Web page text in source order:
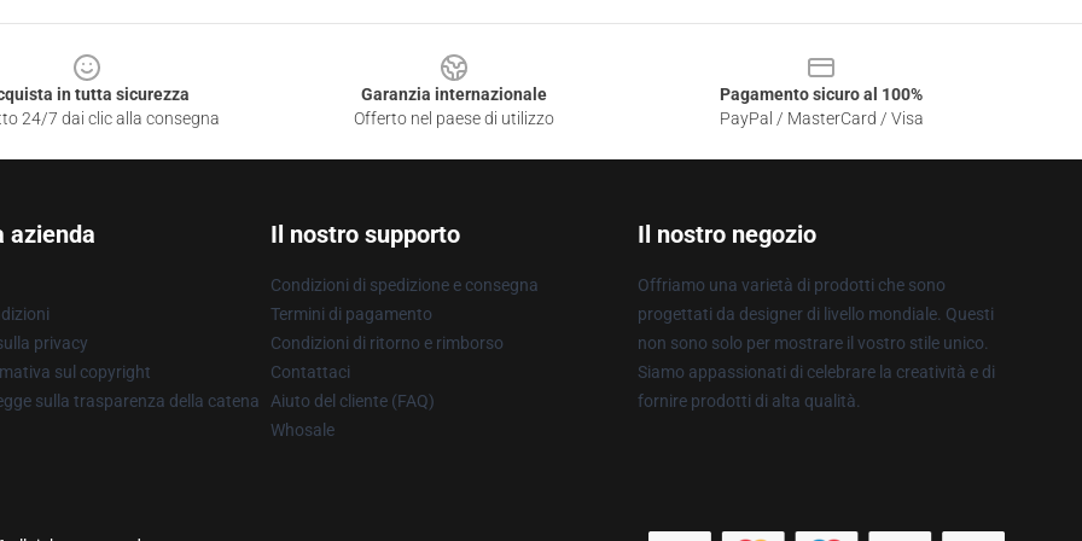
in tutta sicurezza
24/7 dai clic alla consegna
Garanzia internazionale
Offerto nel paese di utilizzo
Pagamento sicuro al 100%
PayPal / MasterCard / Visa
azienda
privacy
sul copyright
sulla trasparenza della catena
Il nostro supporto
Condizioni di spedizione e consegna
Termini di pagamento
Condizioni di ritorno e rimborso
Contattaci
Aiuto del cliente (FAQ)
Whosale
Il nostro negozio
Offriamo una varietà di prodotti che sono
progettati da designer di livello mondiale. Questi
non sono solo per mostrare il vostro stile unico.
Siamo appassionati di celebrare la creatività e di
fornire prodotti di alta qualità.